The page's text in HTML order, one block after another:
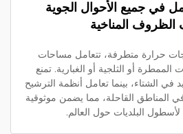
الأحوال الجوية
المناخية
متطرفة، تتعامل مساحات
أو الثلجية أو الغبارية. تمنع
بينما تعامل أنظمة الترشيح
القاحلة، مما يضمن موثوقية
البلديات حول العالم.